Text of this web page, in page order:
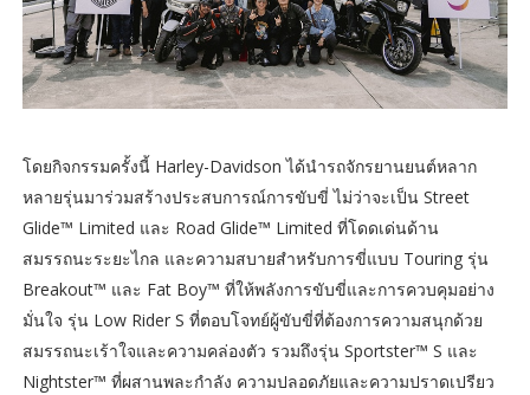
โดยกิจกรรมครั้งนี้ Harley-Davidson ได้นำรถจักรยานยนต์หลาก
หลายรุ่นมาร่วมสร้างประสบการณ์การขับขี่ ไม่ว่าจะเป็น Street
Glide™ Limited และ Road Glide™ Limited ที่โดดเด่นด้าน
สมรรถนะระยะไกล และความสบายสำหรับการขี่แบบ Touring รุ่น
Breakout™ และ Fat Boy™ ที่ให้พลังการขับขี่และการควบคุมอย่าง
มั่นใจ รุ่น Low Rider S ที่ตอบโจทย์ผู้ขับขี่ที่ต้องการความสนุกด้วย
สมรรถนะเร้าใจและความคล่องตัว รวมถึงรุ่น Sportster™ S และ
Nightster™ ที่ผสานพละกำลัง ความปลอดภัยและความปราดเปรียว